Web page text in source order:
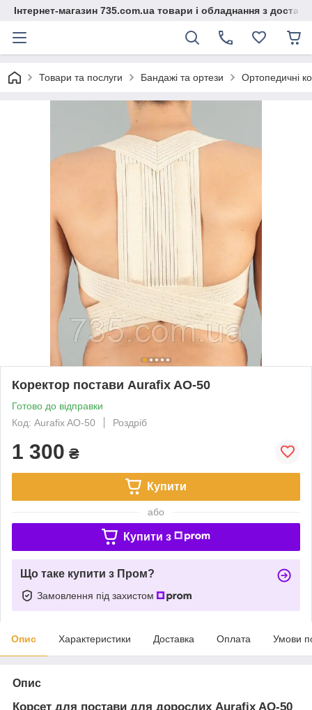
Інтернет-магазин 735.com.ua товари і обладнання з
Товари та послуги Бандажі та ортези Ортопедичні
Коректор постави Aurafix AO-50
Готово до відправки
Код: Aurafix AO-50
Роздріб
1 300 ₴
Купити
або
Купити з
Що таке купити з Пром?
Замовлення під захистом
Опис Характеристики Доставка Оплата Умови
Опис
Корсет для постави для дорослих Aurafix AO-50